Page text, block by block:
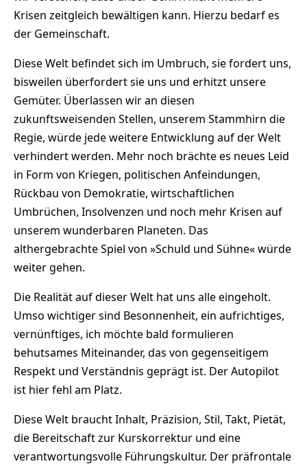
Krisen zeitgleich bewältigen kann. Hierzu bedarf es
der Gemeinschaft.
Diese Welt befindet sich im Umbruch, sie fordert uns,
bisweilen überfordert sie uns und erhitzt unsere
Gemüter. Überlassen wir an diesen
zukunftsweisenden Stellen, unserem Stammhirn die
Regie, würde jede weitere Entwicklung auf der Welt
verhindert werden. Mehr noch brächte es neues Leid
in Form von Kriegen, politischen Anfeindungen,
Rückbau von Demokratie, wirtschaftlichen
Umbrüchen, Insolvenzen und noch mehr Krisen auf
unserem wunderbaren Planeten. Das
althergebrachte Spiel von »Schuld und Sühne« würde
weiter gehen.
Die Realität auf dieser Welt hat uns alle eingeholt.
Umso wichtiger sind Besonnenheit, ein aufrichtiges,
vernünftiges, ich möchte bald formulieren
behutsames Miteinander, das von gegenseitigem
Respekt und Verständnis geprägt ist. Der Autopilot
ist hier fehl am Platz.
Diese Welt braucht Inhalt, Präzision, Stil, Takt, Pietät,
die Bereitschaft zur Kurskorrektur und eine
verantwortungsvolle Führungskultur. Der präfrontale